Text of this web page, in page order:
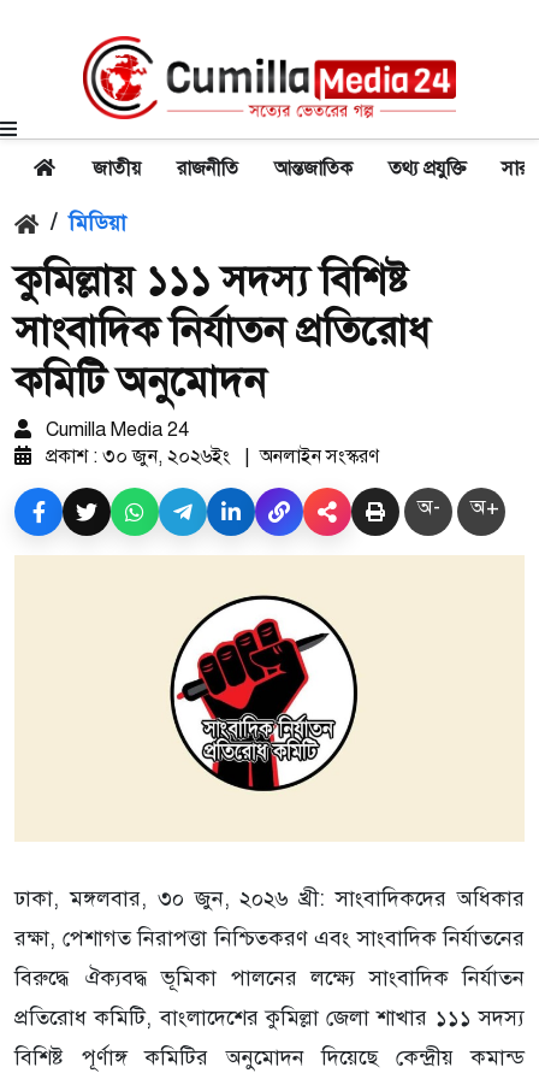
জাতীয় রাজনীতি আন্তজাতিক তথ্য প্রযুক্তি
/ মিডিয়া
কুমিল্লায় ১১১ সদস্য বিশিষ্ট
সাংবাদিক নির্যাতন প্রতিরোধ
কমিটি অনুমোদন
Cumilla Media 24
প্রকাশ : ৩০ জুন, ২০২৬ইং
| অনলাইন সংস্করণ
অ- অ+
ঢাকা, মঙ্গলবার, ৩০ জুন, ২০২৬ খ্রী: সাংবাদিকদের অধিকার
রক্ষা, পেশাগত নিরাপত্তা নিশ্চিতকরণ এবং সাংবাদিক নির্যাতনের
বিরুদ্ধে ঐক্যবদ্ধ ভূমিকা পালনের লক্ষ্যে সাংবাদিক নির্যাতন
প্রতিরোধ কমিটি, বাংলাদেশের কুমিল্লা জেলা শাখার ১১১ সদস্য
বিশিষ্ট পূর্ণাঙ্গ কমিটির অনুমোদন দিয়েছে কেন্দ্রীয় কমান্ড